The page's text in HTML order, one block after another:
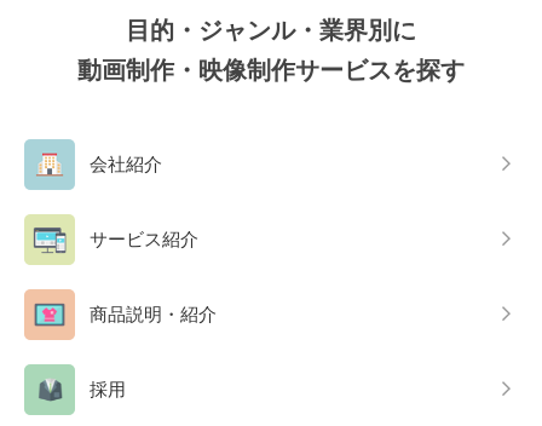
目的・ジャンル・業界別に
動画制作・映像制作サービスを探す
会社紹介
サービス紹介
商品説明・紹介
採用